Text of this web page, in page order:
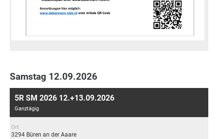
Samstag 12.09.2026
5R SM 2026 12.+13.09.2026
Ganztägig
Ort
3294 Büren an der Aaare